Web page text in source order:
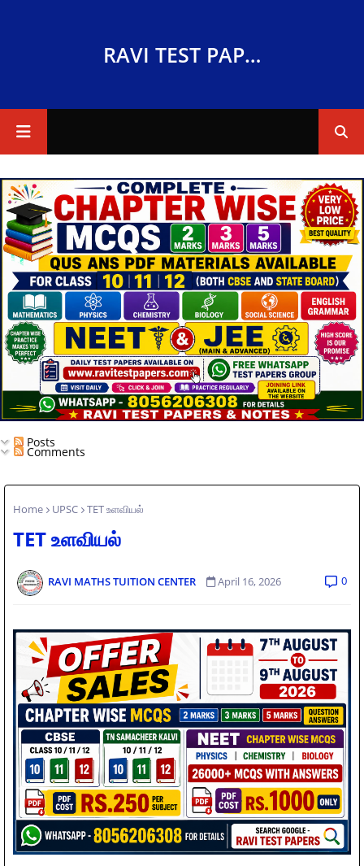
RAVI TEST PAPERS
Posts
Comments
Home UPSC TET உளவியல்
TET உளவியல்
RAVI MATHS TUITION CENTER April 16, 2026 0